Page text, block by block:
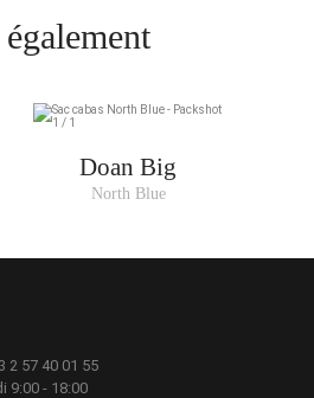
Doan Big
North Blue
2 57 40 01 55
9:00 - 18:00